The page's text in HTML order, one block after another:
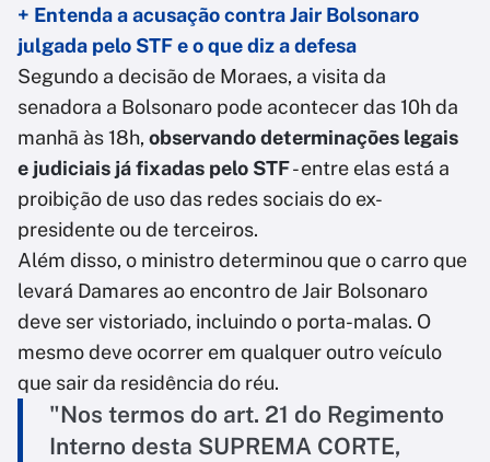
+ Entenda a acusação contra Jair Bolsonaro
julgada pelo STF e o que diz a defesa
Segundo a decisão de Moraes, a visita da
senadora a Bolsonaro pode acontecer das 10h da
manhã às 18h, observando determinações legais
e judiciais já fixadas pelo STF- entre elas está a
proibição de uso das redes sociais do ex-
presidente ou de terceiros.
Além disso, o ministro determinou que o carro que
levará Damares ao encontro de Jair Bolsonaro
deve ser vistoriado, incluindo o porta-malas. O
mesmo deve ocorrer em qualquer outro veículo
que sair da residência do réu.
"Nos termos do art. 21 do Regimento
Interno desta SUPREMA CORTE,